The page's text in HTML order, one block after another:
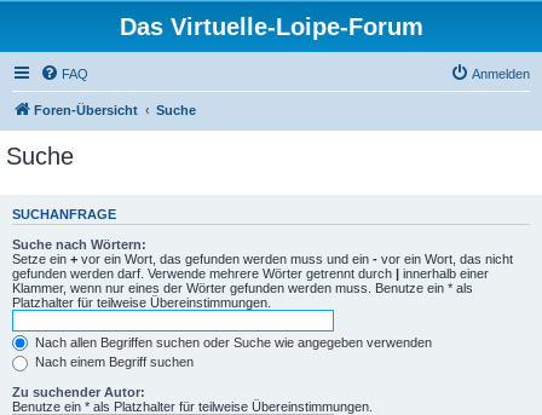
Das Virtuelle-Loipe-Forum
FAQ Anmelden
Foren-Übersicht Suche
Suche
SUCHANFRAGE
Suche nach Wörtern:
Setze ein + vor ein Wort, das gefunden werden muss und ein - vor ein Wort, das nicht
gefunden werden darf. Verwende mehrere Wörter getrennt durch | innerhalb einer
Klammer, wenn nur eines der Wörter gefunden werden muss. Benutze ein * als
Platzhalter für teilweise Übereinstimmungen.
Nach allen Begriffen suchen oder Suche wie angegeben verwenden
Nach einem Begriff suchen
Zu suchender Autor:
Benutze ein * als Platzhalter für teilweise Übereinstimmungen.